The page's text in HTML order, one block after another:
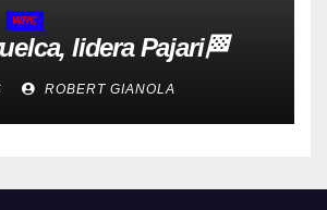
WRC
lidera Pajari🏁
ROBERT GIANOLA